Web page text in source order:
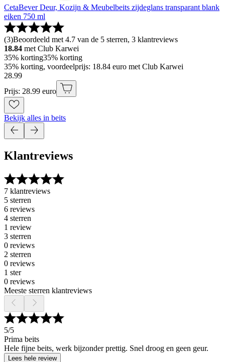
CetaBever Deur, Kozijn & Meubelbeits zijdeglans transparant blank
eiken 750 ml
(3)Beoordeeld met 4.7 van de 5 sterren, 3 klantreviews
18.84 met Club Karwei
35% korting35% korting
35% korting, voordeelprijs: 18.84 euro met Club Karwei
28.99
Prijs: 28.99 euro
Bekijk alles in beits
Klantreviews
7 klantreviews
5 sterren
6 reviews
4 sterren
1 review
3 sterren
0 reviews
2 sterren
0 reviews
1 ster
0 reviews
Meeste sterren klantreviews
5/5
Prima beits
Hele fijne beits, werk bijzonder prettig. Snel droog en geen geur.
Lees hele review